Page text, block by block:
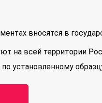
вносятся в
на всей территории
установленному